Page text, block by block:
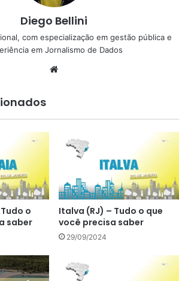
Diego Bellini
com especialização em gestão pública e
em Jornalismo de Dados
o
saber
Italva (RJ) – Tudo o que
você precisa saber
29/09/2024